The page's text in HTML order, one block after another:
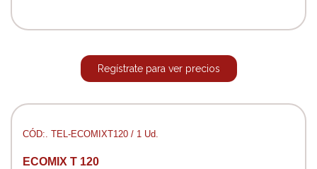
Regístrate para ver precios
CÓD:. TEL-ECOMIXT120 / 1 Ud.
ECOMIX T 120